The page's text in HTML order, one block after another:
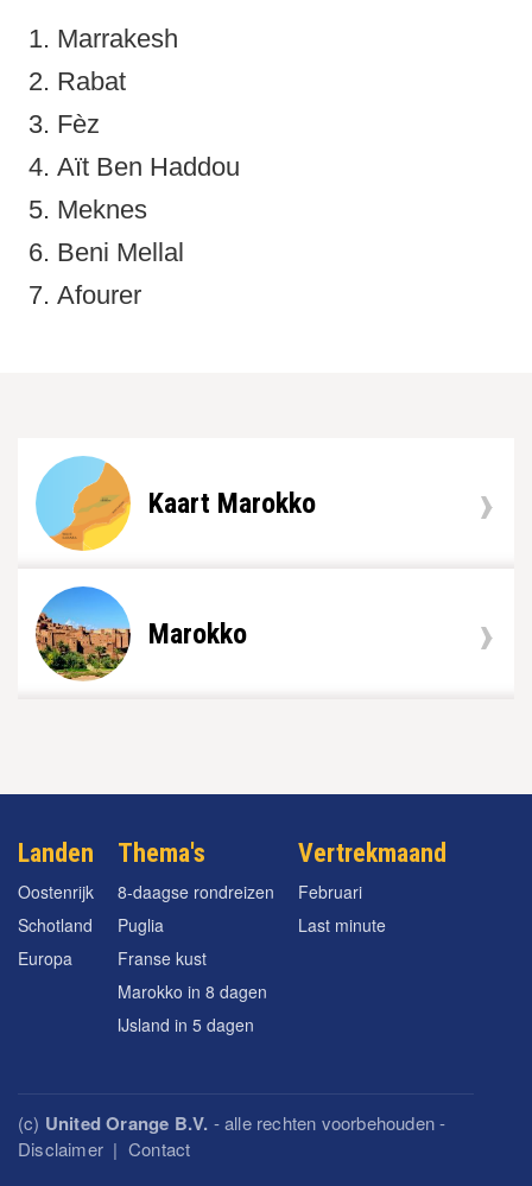
Marrakesh
Rabat
Fèz
Aït Ben Haddou
Meknes
Beni Mellal
Afourer
Kaart Marokko
Marokko
Landen
Oostenrijk
Schotland
Europa
Thema's
8-daagse rondreizen
Puglia
Franse kust
Marokko in 8 dagen
IJsland in 5 dagen
Vertrekmaand
Februari
Last minute
(c) United Orange B.V. - alle rechten voorbehouden -
Disclaimer | Contact